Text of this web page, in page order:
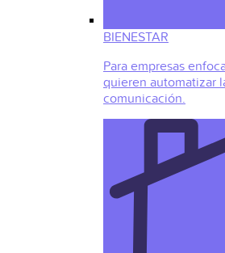
BIENESTAR
Para empresas
quieren automatizar
comunicación.